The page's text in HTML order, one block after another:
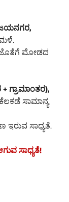
ಮೋಡದ
ಗ್ರಾಮಾಂತರ),
ಕೆಲಕಡೆ ಸಾಮಾನ್ಯ
ಸಾಧ್ಯತೆ.
ಸಾಧ್ಯತೆ!